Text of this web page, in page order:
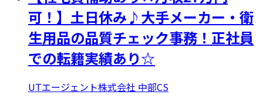
可！】土日休み♪大手メーカー・衛
生用品の品質チェック事務！正社員
での転籍実績あり☆
UTエージェント株式会社 中部CS